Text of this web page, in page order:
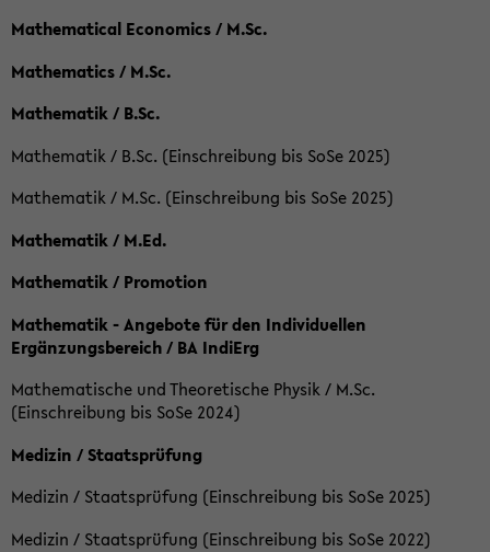
Mathematical Economics / M.Sc.
Mathematics / M.Sc.
Mathematik / B.Sc.
Mathematik / B.Sc. (Einschreibung bis SoSe 2025)
Mathematik / M.Sc. (Einschreibung bis SoSe 2025)
Mathematik / M.Ed.
Mathematik / Promotion
Mathematik - Angebote für den Individuellen
Ergänzungsbereich / BA IndiErg
Mathematische und Theoretische Physik / M.Sc.
(Einschreibung bis SoSe 2024)
Medizin / Staatsprüfung
Medizin / Staatsprüfung (Einschreibung bis SoSe 2025)
Medizin / Staatsprüfung (Einschreibung bis SoSe 2022)